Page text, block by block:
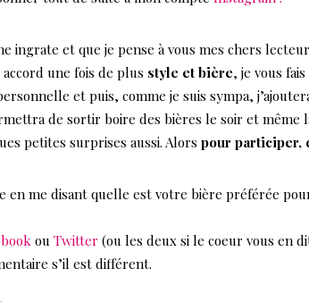
ingrate et que je pense à vous mes chers
une fois de plus style et bière, je vous
et puis, comme je suis sympa,
de sortir boire des bières le soir et
petites surprises aussi. Alorspour participer,
en me disant quelle est votre bière préférée
ouTwitter (ou les deux si le coeur vous en
s’il est différent.